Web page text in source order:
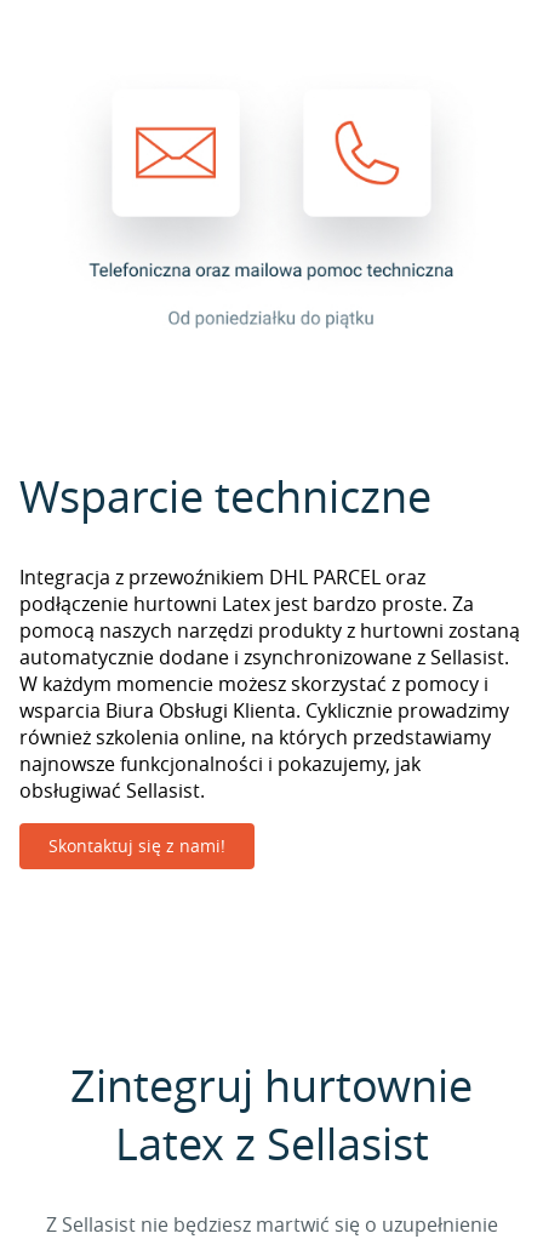
Wsparcie techniczne
Integracja z przewoźnikiem DHL PARCEL oraz
podłączenie hurtowni Latex jest bardzo proste. Za
pomocą naszych narzędzi produkty z hurtowni zostaną
automatycznie dodane i zsynchronizowane z Sellasist.
W każdym momencie możesz skorzystać z pomocy i
wsparcia Biura Obsługi Klienta. Cyklicznie prowadzimy
również szkolenia online, na których przedstawiamy
najnowsze funkcjonalności i pokazujemy, jak
obsługiwać Sellasist.
Skontaktuj się z nami!
Zintegruj hurtownie
Latex z Sellasist
Z Sellasist nie będziesz martwić się o uzupełnienie